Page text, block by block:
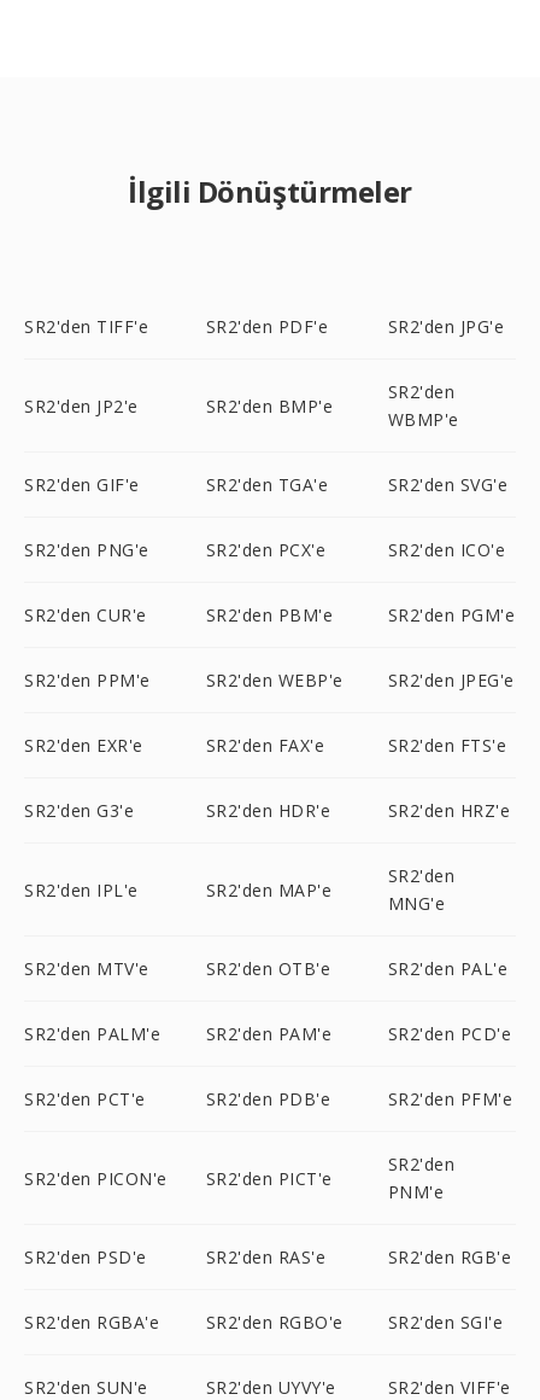
İlgili Dönüştürmeler
SR2'den TIFF'e SR2'den PDF'e SR2'den JPG'e
SR2'den JP2'e SR2'den BMP'e
SR2'den
WBMP'e
SR2'den GIF'e SR2'den TGA'e SR2'den SVG'e
SR2'den PNG'e SR2'den PCX'e SR2'den ICO'e
SR2'den CUR'e SR2'den PBM'e SR2'den PGM'e
SR2'den PPM'e SR2'den WEBP'e SR2'den JPEG'e
SR2'den EXR'e SR2'den FAX'e SR2'den FTS'e
SR2'den G3'e SR2'den HDR'e SR2'den HRZ'e
SR2'den IPL'e SR2'den MAP'e
SR2'den
MNG'e
SR2'den MTV'e SR2'den OTB'e SR2'den PAL'e
SR2'den PALM'e SR2'den PAM'e SR2'den PCD'e
SR2'den PCT'e SR2'den PDB'e SR2'den PFM'e
SR2'den PICON'e SR2'den PICT'e
SR2'den
PNM'e
SR2'den PSD'e SR2'den RAS'e SR2'den RGB'e
SR2'den RGBA'e SR2'den RGBO'e SR2'den SGI'e
SR2'den SUN'e SR2'den UYVY'e SR2'den VIFF'e